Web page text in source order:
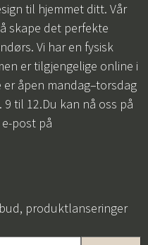
til hjemmet ditt. Vår
skape det perfekte
Vi har en fysisk
er tilgjengelige online i
åpen mandag–torsdag
til 12.Du kan nå oss på
post på
produktlanseringer